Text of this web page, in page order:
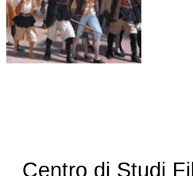
Centro di Studi